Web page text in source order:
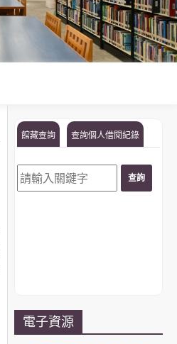
館藏查詢 查詢個人借閱紀錄
電子資源